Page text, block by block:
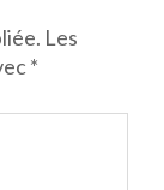
Les
*